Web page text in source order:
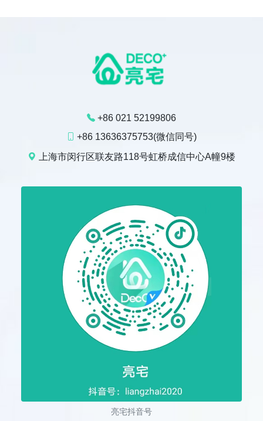
+86 021 52199806
+86 13636375753(微信同号)
上海市闵行区联友路118号虹桥成信中心A幢9楼
亮宅抖音号